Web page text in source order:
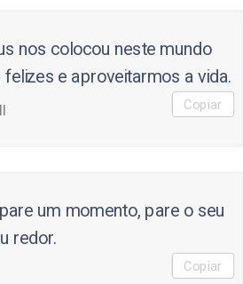
nos colocou neste mundo
e aproveitarmos a vida.
Copiar
um momento, pare o seu
redor.
Copiar